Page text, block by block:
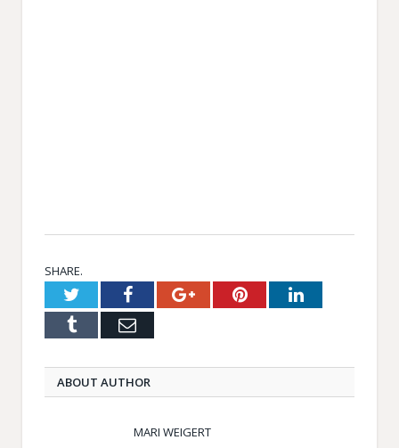
SHARE.
TwitterFacebookGoogle+PinterestLinkedIn
Tumblr Email
ABOUT AUTHOR
MARI WEIGERT